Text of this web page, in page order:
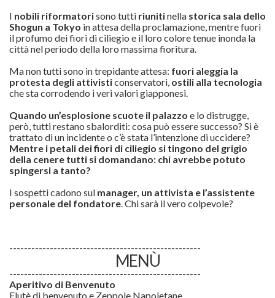
I nobili riformatorisono tutti riunitinella storica sala dello
Shogun a Tokyo in attesa della proclamazione, mentre fuori
il profumo dei fiori di ciliegio e il loro colore tenue inonda la
città nel periodo della loro massima fioritura.
Ma non tutti sono in trepidante attesa: fuori aleggia la
protesta degli attivisticonservatori, ostili alla tecnologia
che sta corrodendo i veri valori giapponesi.
Quando un’esplosione scuote il palazzo e lo distrugge,
però, tutti restano sbalorditi: cosa può essere successo? Si è
trattato di un incidente o c’è stata l’intenzione di uccidere?
Mentre i petali dei fiori di ciliegio si tingono del grigio
della cenere tutti si domandano: chi avrebbe potuto
spingersi a tanto?
I sospetti cadono sul manager, un attivista e l’assistente
personale del fondatore. Chi sarà il vero colpevole?
----------------------------------------------------
MENÙ
----------------------------------------------------
Aperitivo di Benvenuto
Flutè di benvenuto e Zeppole Napoletane